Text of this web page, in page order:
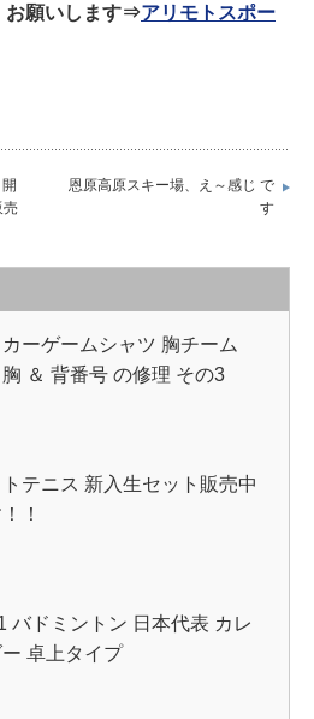
お願いします⇒アリモトスポー
売
恩原高原スキー場、え～感じ で
す
ーゲームシャツ 胸チーム
＆ 背番号 の修理 その3
トテニス 新入生セット販売中
！
バドミントン 日本代表 カレ
ー 卓上タイプ